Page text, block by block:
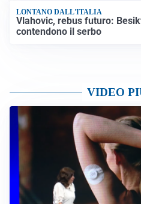
LONTANO DALL'ITALIA
Vlahovic, rebus futuro:
contendono il serbo
VIDEO